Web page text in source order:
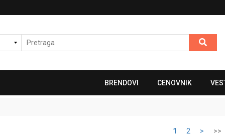
BRENDOVI CENOVNIK
1 2 > >>